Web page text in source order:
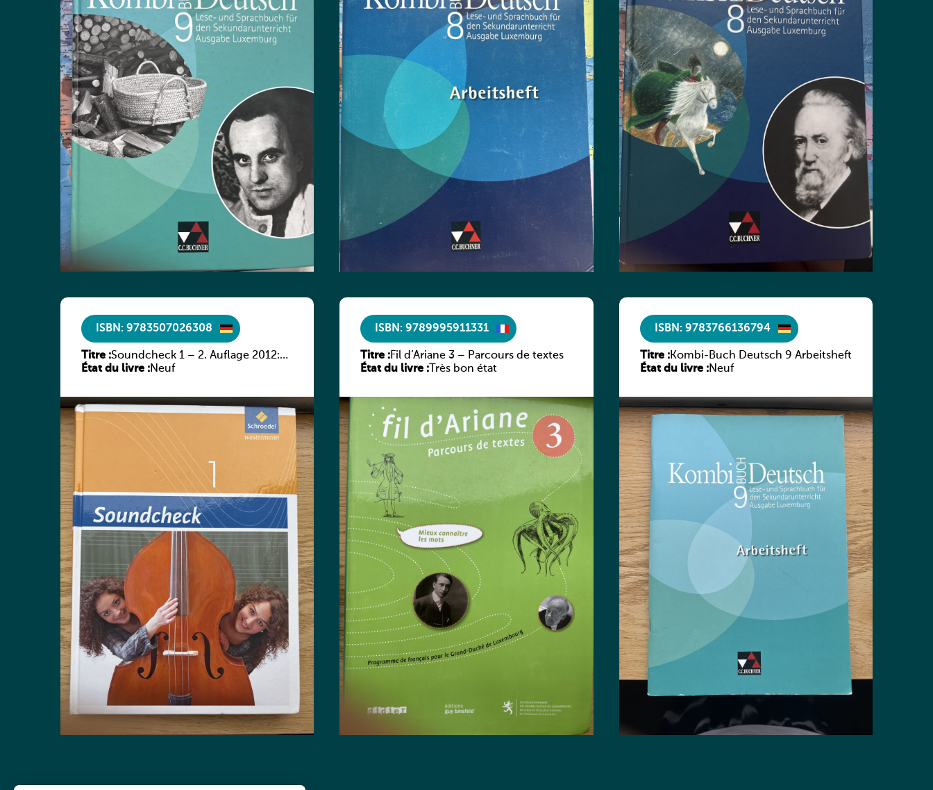
ISBN: 9783507026308
Titre :Soundcheck 1 – 2. Auflage 2012:
Schülerband 1
État du livre :Neuf
ISBN: 9789995911331
Titre :Fil d’Ariane 3 – Parcours de textes
État du livre : Très bon état
ISBN: 9783766136794
Titre :Kombi-Buch Deutsch 9 Arbeitsheft
État du livre :Neuf